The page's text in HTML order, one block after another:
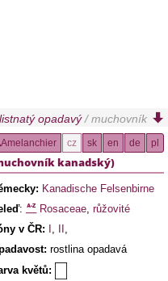
opadavý/ muchovník
Amelanchier cz sk en de pl
kanadský)
Kanadische Felsenbirne
: Rosaceae, růžovité
v ČR: ,
,
rostlina opadavá
květů: